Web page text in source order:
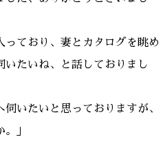
っており、妻とカタログを眺め
いたいね、と話しておりまし
いたいと思っておりますが、
」